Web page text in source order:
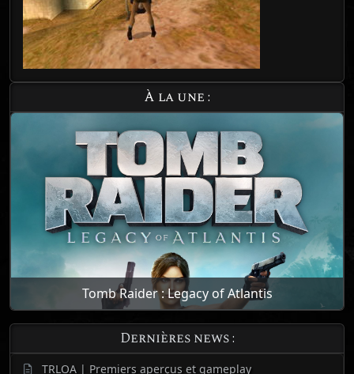
À la une :
Tomb Raider : Legacy of Atlantis
Dernières news :
TRLOA | Premiers aperçus et gameplay